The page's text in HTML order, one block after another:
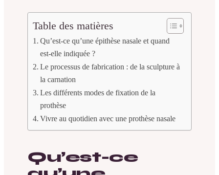
Table des matières
Qu’est-ce qu’une épithèse nasale et quand
est-elle indiquée ?
Le processus de fabrication : de la sculpture à
la carnation
Les différents modes de fixation de la
prothèse
Vivre au quotidien avec une prothèse nasale
Qu’est-ce